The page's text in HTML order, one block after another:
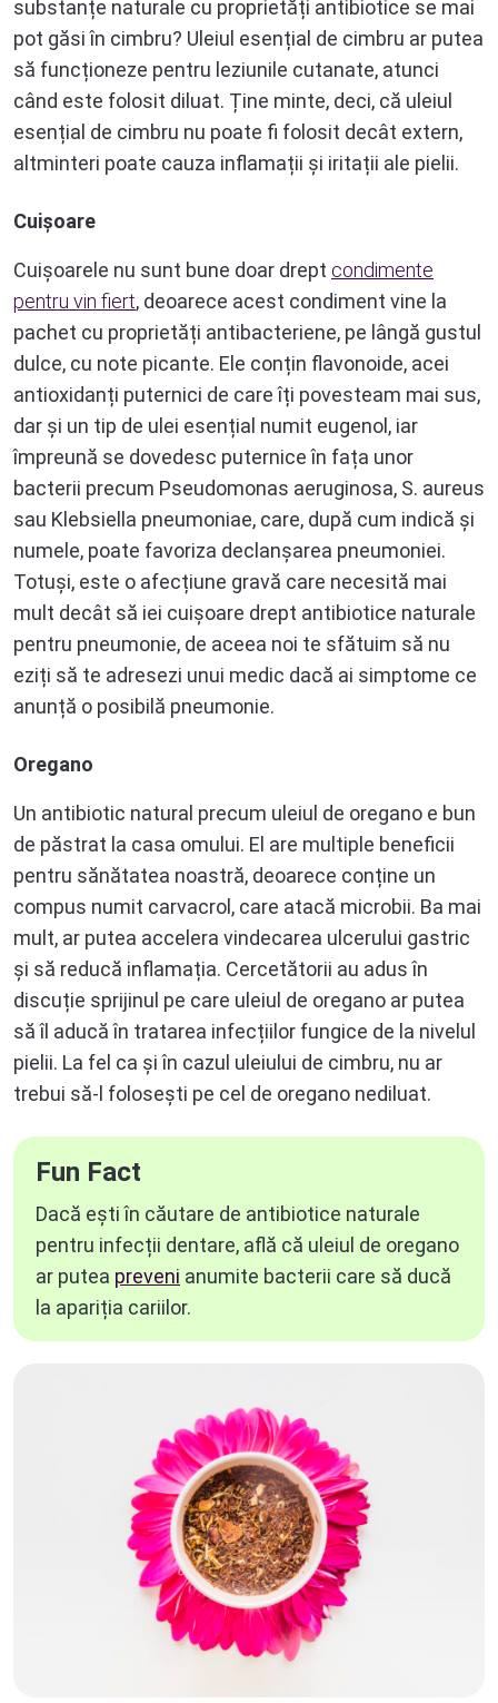
substanțe naturale cu proprietăți antibiotice se mai
pot găsi în cimbru? Uleiul esențial de cimbru ar putea
să funcționeze pentru leziunile cutanate, atunci
când este folosit diluat. Ține minte, deci, că uleiul
esențial de cimbru nu poate fi folosit decât extern,
altminteri poate cauza inflamații și iritații ale pielii.
Cuișoare
Cuișoarele nu sunt bune doar drept condimente
pentru vin fiert, deoarece acest condiment vine la
pachet cu proprietăți antibacteriene, pe lângă gustul
dulce, cu note picante. Ele conțin flavonoide, acei
antioxidanți puternici de care îți povesteam mai sus,
dar și un tip de ulei esențial numit eugenol, iar
împreună se dovedesc puternice în fața unor
bacterii precum Pseudomonas aeruginosa, S. aureus
sau Klebsiella pneumoniae, care, după cum indică și
numele, poate favoriza declanșarea pneumoniei.
Totuși, este o afecțiune gravă care necesită mai
mult decât să iei cuișoare drept antibiotice naturale
pentru pneumonie, de aceea noi te sfătuim să nu
eziți să te adresezi unui medic dacă ai simptome ce
anunță o posibilă pneumonie.
Oregano
Un antibiotic natural precum uleiul de oregano e bun
de păstrat la casa omului. El are multiple beneficii
pentru sănătatea noastră, deoarece conține un
compus numit carvacrol, care atacă microbii. Ba mai
mult, ar putea accelera vindecarea ulcerului gastric
și să reducă inflamația. Cercetătorii au adus în
discuție sprijinul pe care uleiul de oregano ar putea
să îl aducă în tratarea infecțiilor fungice de la nivelul
pielii. La fel ca și în cazul uleiului de cimbru, nu ar
trebui să-l folosești pe cel de oregano nediluat.
Fun Fact
Dacă ești în căutare de antibiotice naturale
pentru infecții dentare, află că uleiul de oregano
ar putea preveni anumite bacterii care să ducă
la apariția cariilor.